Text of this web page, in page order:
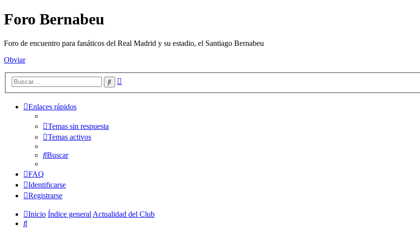
Foro Bernabeu
Foro de encuentro para fanáticos del Real Madrid y su estadio, el Santiago Bernabeu
Obviar
Buscar
Enlaces rápidos
Temas sin respuesta
Temas activos
Buscar
FAQ
Identificarse
Registrarse
Inicio Índice generalActualidad del Club
Buscar